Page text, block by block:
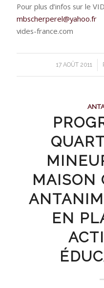
Pour plus d’infos sur le
mbscherperel@yahoo.fr
vides-france.com
17 AOÛT 2011
/
MAISON
EN